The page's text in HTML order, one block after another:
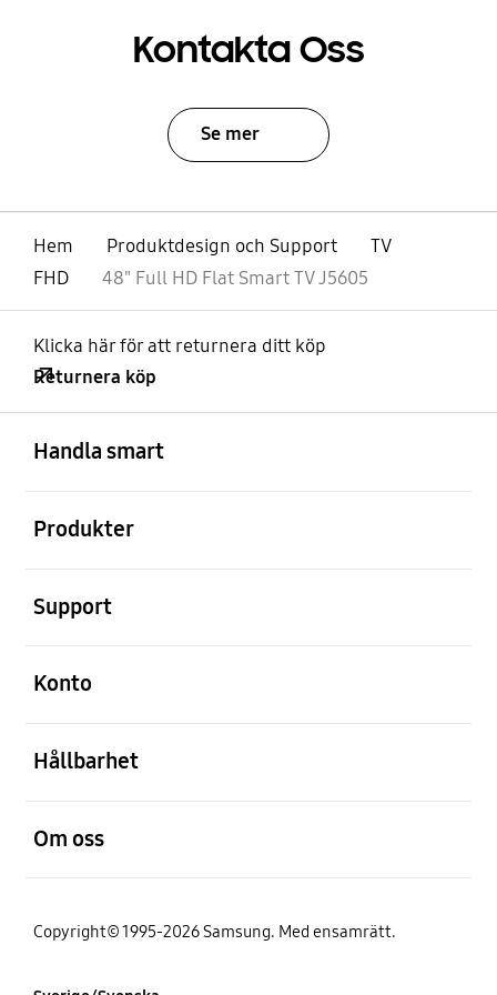
Kontakta Oss
Se mer
Hem Produktdesign och Support
TV
FHD
48" Full HD Flat Smart TV J5605
Klicka här för att returnera ditt köp
Returnera köp
Handla smart
Produkter
Support
Konto
Hållbarhet
Om oss
Copyright© 1995-2026 Samsung. Med ensamrätt.